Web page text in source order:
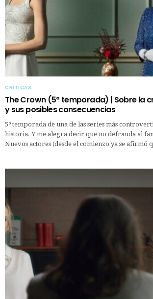
CRÍTICAS
The Crown (5ª temporada) | Sobre la
y sus posibles consecuencias
5º temporada de una de las series más
historia. Y me alegra decir que no defrauda al
Nuevos actores (desde el comienzo ya se afirmó